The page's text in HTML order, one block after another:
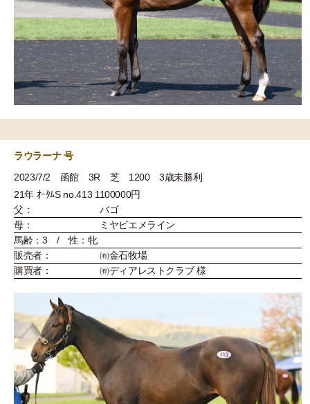
ラウラーナ 号
2023/7/2 函館 3R 芝 1200 3歳未勝利
21年 ｵｰﾀﾑS no.413 1100000円
父：
バゴ
母：
ミヤビエメライン
馬齢：3 / 性：牝
販売者：
㈲金石牧場
購買者：
㈲ディアレストクラブ 様